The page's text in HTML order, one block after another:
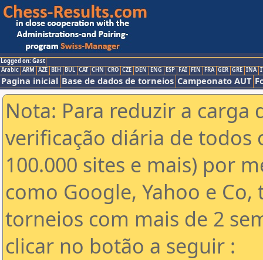
Logged on: Gast
Arabic ARM AZE BIH BUL CAT CHN CRO CZE DEN ENG ESP FAI FIN FRA GER GRE INA
Pagina inicial Base de dados de torneios Campeonato AUT
Nota: Para reduzir a carga
verificação diária de todos
100.000 sites e mais) por
como Google, Yahoo e
torneios com mais de 2
clicar no botão a seguir :